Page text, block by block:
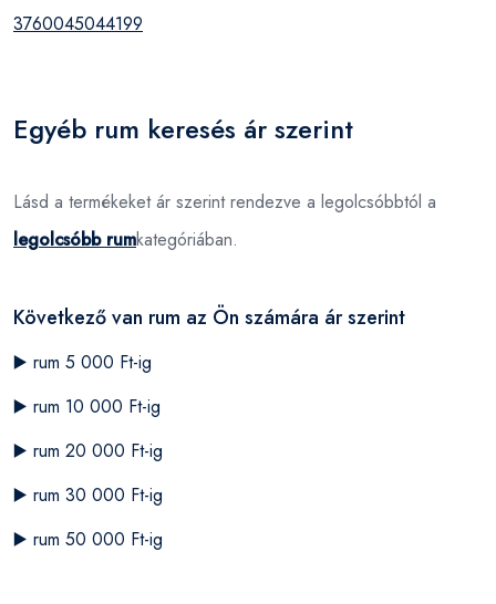
3760045044199
Egyéb rum keresés ár szerint
Lásd a termékeket ár szerint rendezve a legolcsóbbtól a
legolcsóbb rumkategóriában.
Következő van rum az Ön számára ár szerint
▶️ rum 5 000 Ft-ig
▶️ rum 10 000 Ft-ig
▶️ rum 20 000 Ft-ig
▶️ rum 30 000 Ft-ig
▶️ rum 50 000 Ft-ig